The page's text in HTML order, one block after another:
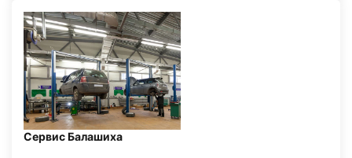
Сервис Балашиха